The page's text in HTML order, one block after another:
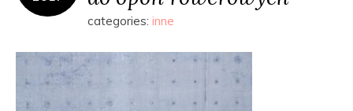
categories: inne